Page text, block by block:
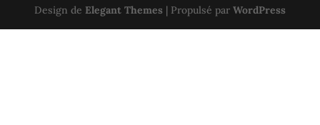
Design de Elegant Themes | Propulsé par WordPress